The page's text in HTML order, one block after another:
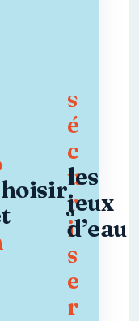
s
é
c
u
r
i
s
e
r
les
jeux
d’eau